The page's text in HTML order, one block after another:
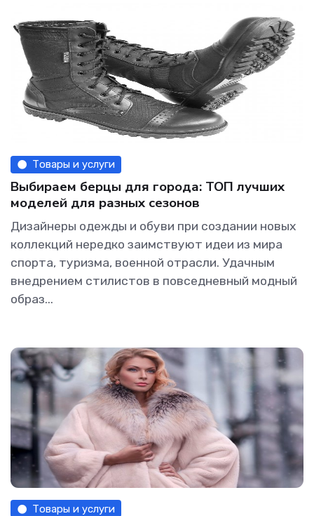
Товары и услуги
Выбираем берцы для города: ТОП лучших
моделей для разных сезонов
Дизайнеры одежды и обуви при создании новых
коллекций нередко заимствуют идеи из мира
спорта, туризма, военной отрасли. Удачным
внедрением стилистов в повседневный модный
образ...
Товары и услуги